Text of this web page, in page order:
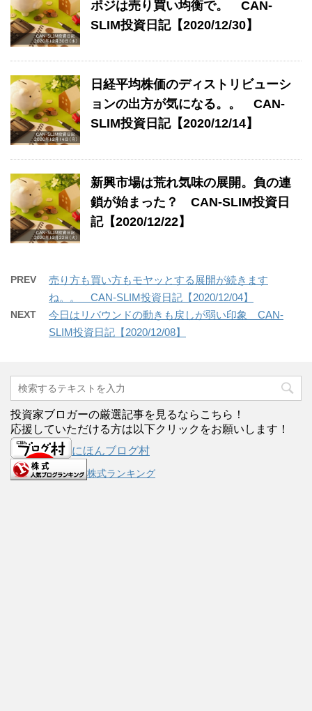
ポジは売り買い均衡で。 CAN-
SLIM投資日記【2020/12/30】
日経平均株価のディストリビューシ
ョンの出方が気になる。。 CAN-
SLIM投資日記【2020/12/14】
新興市場は荒れ気味の展開。負の連
鎖が始まった？ CAN-SLIM投資日
記【2020/12/22】
PREV
売り方も買い方もモヤッとする展開が続きます
ね。。 CAN-SLIM投資日記【2020/12/04】
NEXT
今日はリバウンドの動きも戻しが弱い印象 CAN-
SLIM投資日記【2020/12/08】
投資家ブロガーの厳選記事を見るならこちら！
応援していただける方は以下クリックをお願いします！
にほんブログ村
株式ランキング